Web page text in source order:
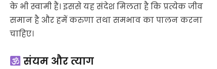
के भी स्वामी हैं। इससे यह संदेश मिलता है कि प्रत्येक जीव
समान है और हमें करुणा तथा समभाव का पालन करना
चाहिए।
संयम और त्याग